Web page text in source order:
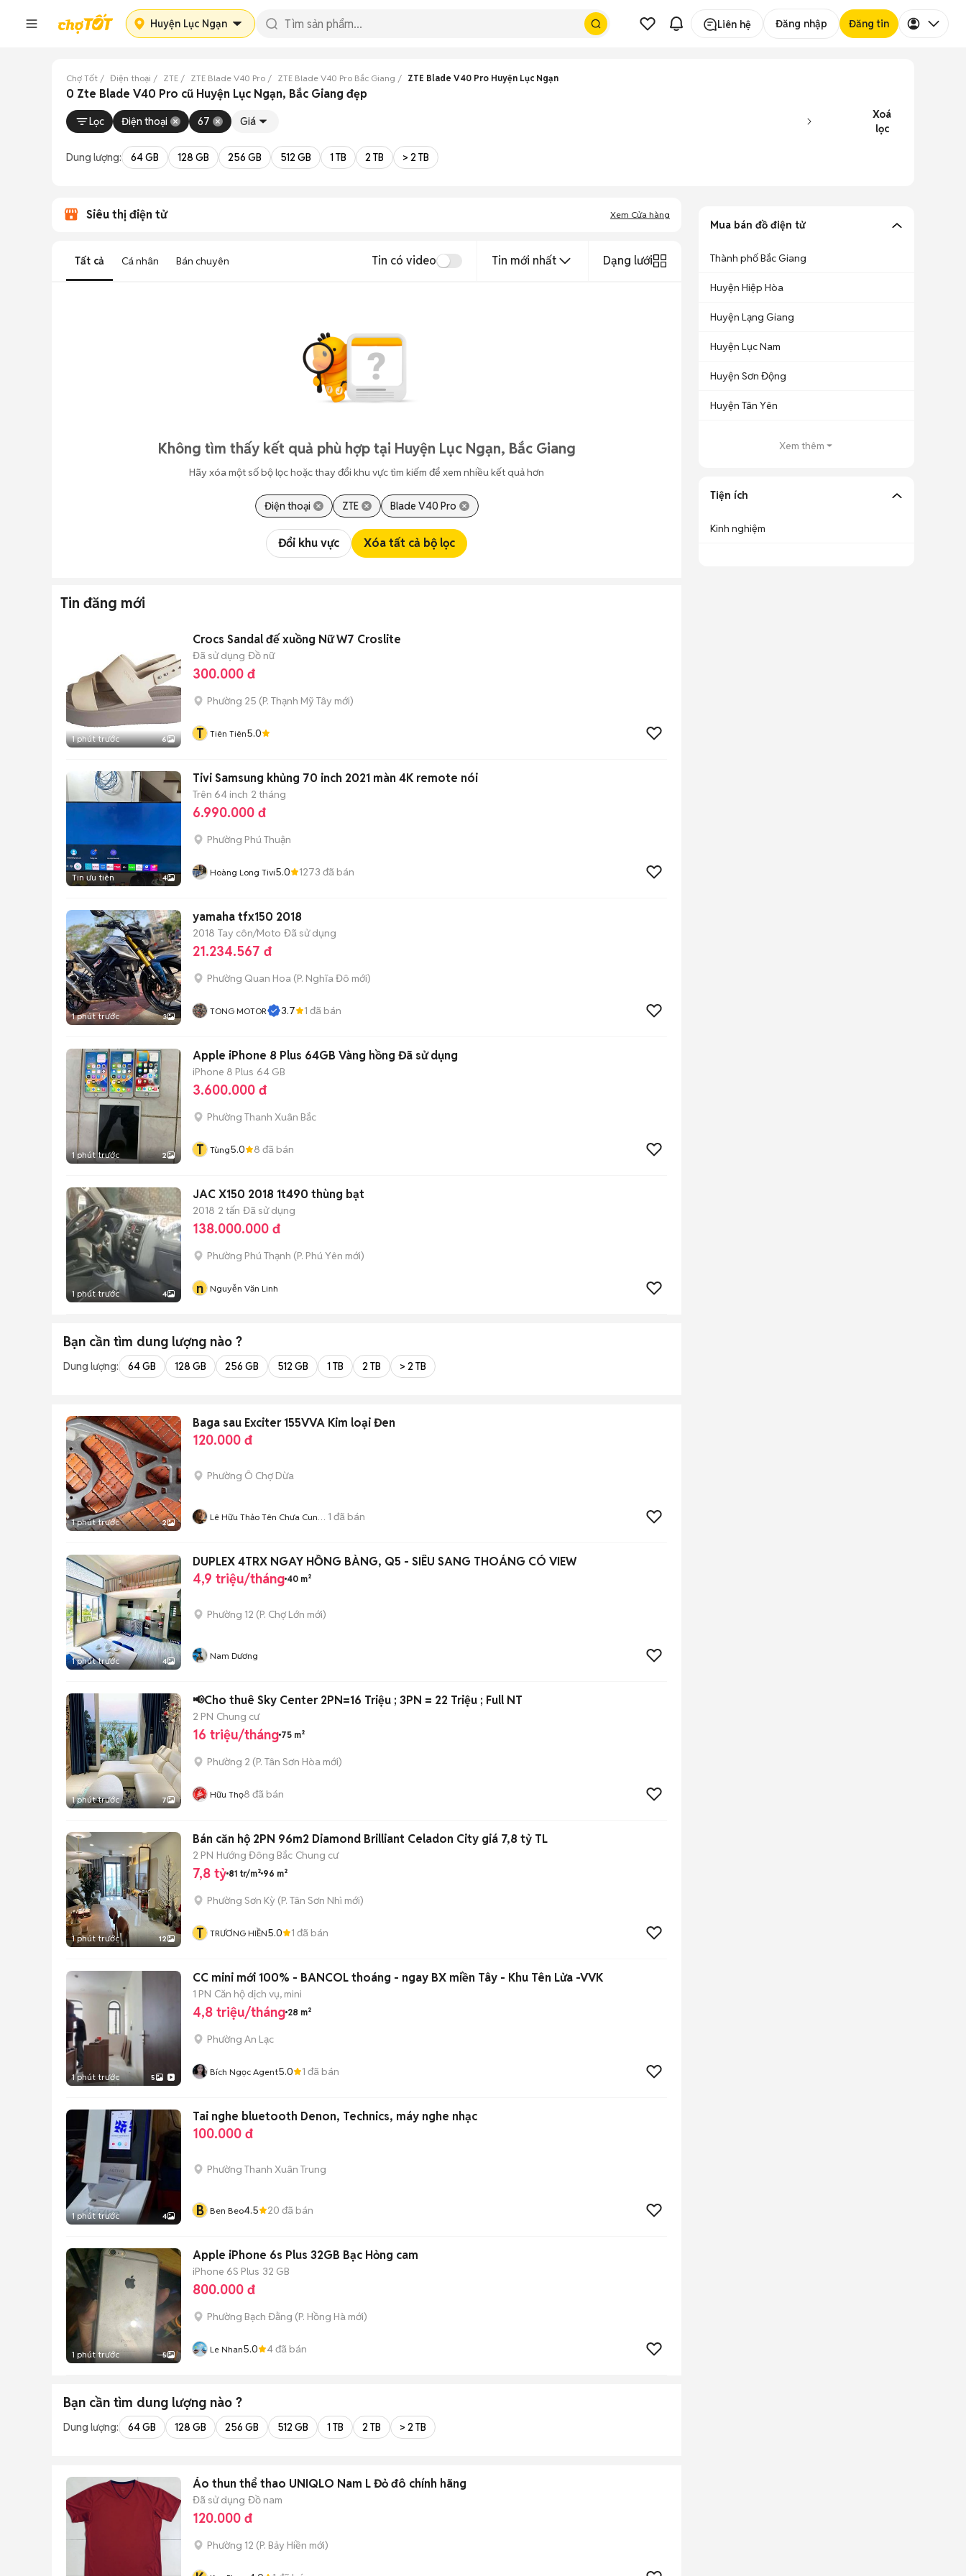
Huyện Lục Ngạn Liên hệ Đăng nhập Đăng tin
Chợ Tốt Điện thoại ZTE ZTE Blade V40 Pro ZTE Blade V40 Pro Bắc Giang ZTE Blade V40 Pro Huyện Lục Ngạn
0 Zte Blade V40 Pro cũ Huyện Lục Ngạn, Bắc Giang đẹp
Lọc Điện thoại 67 Giá
Xoá
lọc
Dung lượng: 64 GB 128 GB 256 GB 512 GB 1 TB 2 TB > 2 TB
Siêu thị điện tử Xem Cửa hàng
Tất cả Cá nhân Bán chuyên Tin có video Tin mới nhất Dạng lưới
Không tìm thấy kết quả phù hợp tại Huyện Lục Ngạn, Bắc Giang
Hãy xóa một số bộ lọc hoặc thay đổi khu vực tìm kiếm để xem nhiều kết quả hơn
Điện thoại ZTE Blade V40 Pro
Đổi khu vực Xóa tất cả bộ lọc
Tin đăng mới
1 phút trước 6
Crocs Sandal đế xuồng Nữ W7 Croslite
Đã sử dụng Đồ nữ
300.000 đ
Phường 25 (P. Thạnh Mỹ Tây mới)
T Tiên Tiên5.0
Tin ưu tiên 4
Tivi Samsung khủng 70 inch 2021 màn 4K remote nói
Trên 64 inch 2 tháng
6.990.000 đ
Phường Phú Thuận
Hoàng Long Tivi5.0 1273 đã bán
1 phút trước 3
yamaha tfx150 2018
2018 Tay côn/Moto Đã sử dụng
21.234.567 đ
Phường Quan Hoa (P. Nghĩa Đô mới)
TONG MOTOR 3.7 1 đã bán
1 phút trước 2
Apple iPhone 8 Plus 64GB Vàng hồng Đã sử dụng
iPhone 8 Plus 64 GB
3.600.000 đ
Phường Thanh Xuân Bắc
T Tùng5.0 8 đã bán
1 phút trước 4
JAC X150 2018 1t490 thùng bạt
2018 2 tấn Đã sử dụng
138.000.000 đ
Phường Phú Thạnh (P. Phú Yên mới)
n Nguyễn Văn Linh
Bạn cần tìm dung lượng nào ?
Dung lượng: 64 GB 128 GB 256 GB 512 GB 1 TB 2 TB > 2 TB
1 phút trước 2
Baga sau Exciter 155VVA Kim loại Đen
120.000 đ
Phường Ô Chợ Dừa
Lê Hữu Thảo Tên Chưa Cung 1 đã bán
1 phút trước 4
DUPLEX 4TRX NGAY HỒNG BÀNG, Q5 - SIÊU SANG THOÁNG CÓ VIEW
4,9 triệu/tháng 40 m²
Phường 12 (P. Chợ Lớn mới)
Nam Dương
1 phút trước 7
📢Cho thuê Sky Center 2PN=16 Triệu ; 3PN = 22 Triệu ; Full NT
2 PN Chung cư
16 triệu/tháng 75 m²
Phường 2 (P. Tân Sơn Hòa mới)
Hữu Thọ8 đã bán
1 phút trước 12
Bán căn hộ 2PN 96m2 Diamond Brilliant Celadon City giá 7,8 tỷ TL
2 PN Hướng Đông Bắc Chung cư
7,8 tỷ 81 tr/m² 96 m²
Phường Sơn Kỳ (P. Tân Sơn Nhì mới)
T TRƯƠNG HIỀN5.0 1 đã bán
1 phút trước 5
CC mini mới 100% - BANCOL thoáng - ngay BX miền Tây - Khu Tên Lửa -VVK
1 PN Căn hộ dịch vụ, mini
4,8 triệu/tháng 28 m²
Phường An Lạc
Bích Ngọc Agent5.0 1 đã bán
1 phút trước 4
Tai nghe bluetooth Denon, Technics, máy nghe nhạc
100.000 đ
Phường Thanh Xuân Trung
B Ben Beo4.5 20 đã bán
1 phút trước 5
Apple iPhone 6s Plus 32GB Bạc Hỏng cam
iPhone 6S Plus 32 GB
800.000 đ
Phường Bạch Đằng (P. Hồng Hà mới)
Le Nhan5.0 4đã bán
Bạn cần tìm dung lượng nào ?
Dung lượng: 64 GB 128 GB 256 GB 512 GB 1 TB 2 TB > 2 TB
Áo thun thể thao UNIQLO Nam L Đỏ đô chính hãng
Đã sử dụng Đồ nam
120.000 đ
Phường 12 (P. Bảy Hiền mới)
Mua bán đồ điện tử
Thành phố Bắc Giang
Huyện Hiệp Hòa
Huyện Lạng Giang
Huyện Lục Nam
Huyện Sơn Động
Huyện Tân Yên
Xem thêm
Tiện ích
Kinh nghiệm